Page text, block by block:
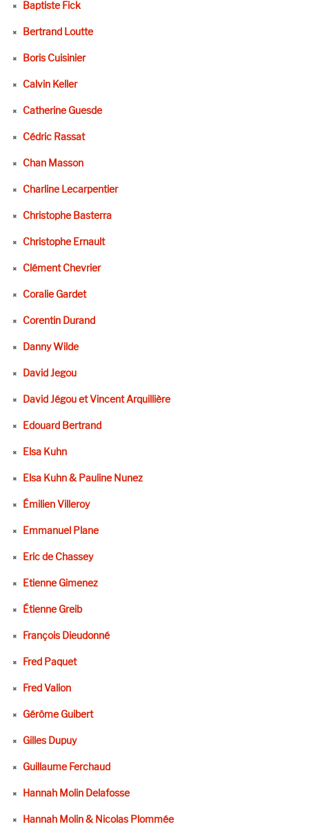
Baptiste Fick
Bertrand Loutte
Boris Cuisinier
Calvin Keller
Catherine Guesde
Cédric Rassat
Chan Masson
Charline Lecarpentier
Christophe Basterra
Christophe Ernault
Clément Chevrier
Coralie Gardet
Corentin Durand
Danny Wilde
David Jegou
David Jégou et Vincent Arquillière
Edouard Bertrand
Elsa Kuhn
Elsa Kuhn & Pauline Nunez
Émilien Villeroy
Emmanuel Plane
Eric de Chassey
Etienne Gimenez
Étienne Greib
François Dieudonné
Fred Paquet
Fred Valion
Gérôme Guibert
Gilles Dupuy
Guillaume Ferchaud
Hannah Molin Delafosse
Hannah Molin & Nicolas Plommée